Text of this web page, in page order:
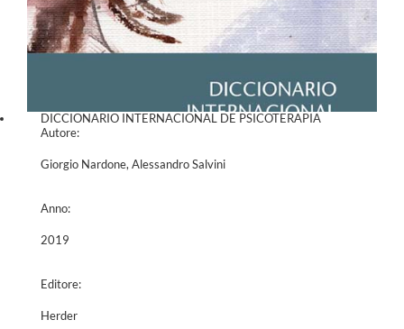
DICCIONARIO INTERNACIONAL DE PSICOTERAPIA
Autore:
Giorgio Nardone, Alessandro Salvini
Anno:
2019
Editore:
Herder